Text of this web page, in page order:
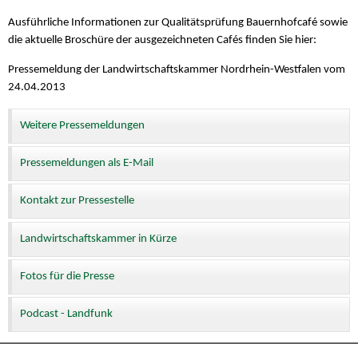
Ausführliche Informationen zur Qualitätsprüfung Bauernhofcafé sowie
die aktuelle Broschüre der ausgezeichneten Cafés finden Sie hier:
Pressemeldung der Landwirtschaftskammer Nordrhein-Westfalen vom
24.04.2013
Weitere Pressemeldungen
Pressemeldungen als E-Mail
Kontakt zur Pressestelle
Landwirtschaftskammer in Kürze
Fotos für die Presse
Podcast - Landfunk